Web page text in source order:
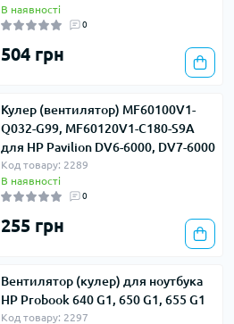
В наявності
0
504 грн
Кулер (вентилятор) MF60100V1-
Q032-G99, MF60120V1-C180-S9A
для HP Pavilion DV6-6000, DV7-6000
Код товару: 2289
В наявності
0
255 грн
Вентилятор (кулер) для ноутбука
HP Probook 640 G1, 650 G1, 655 G1
Код товару: 2297